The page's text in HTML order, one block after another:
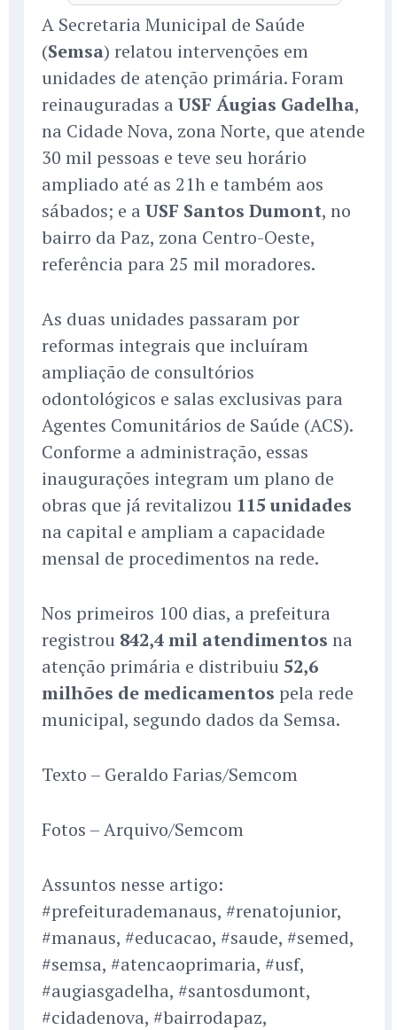
A Secretaria Municipal de Saúde
(Semsa) relatou intervenções em
unidades de atenção primária. Foram
reinauguradas a USF Áugias Gadelha,
na Cidade Nova, zona Norte, que atende
30 mil pessoas e teve seu horário
ampliado até as 21h e também aos
sábados; e a USF Santos Dumont, no
bairro da Paz, zona Centro-Oeste,
referência para 25 mil moradores.
As duas unidades passaram por
reformas integrais que incluíram
ampliação de consultórios
odontológicos e salas exclusivas para
Agentes Comunitários de Saúde (ACS).
Conforme a administração, essas
inaugurações integram um plano de
obras que já revitalizou 115 unidades
na capital e ampliam a capacidade
mensal de procedimentos na rede.
Nos primeiros 100 dias, a prefeitura
registrou 842,4 mil atendimentos na
atenção primária e distribuiu 52,6
milhões de medicamentos pela rede
municipal, segundo dados da Semsa.
Texto – Geraldo Farias/Semcom
Fotos – Arquivo/Semcom
Assuntos nesse artigo:
#prefeiturademanaus, #renatojunior,
#manaus, #educacao, #saude, #semed,
#semsa, #atencaoprimaria, #usf,
#augiasgadelha, #santosdumont,
#cidadenova, #bairrodapaz,